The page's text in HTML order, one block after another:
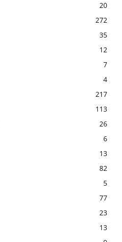
20
272
35
12
7
4
217
113
26
6
13
82
5
77
23
13